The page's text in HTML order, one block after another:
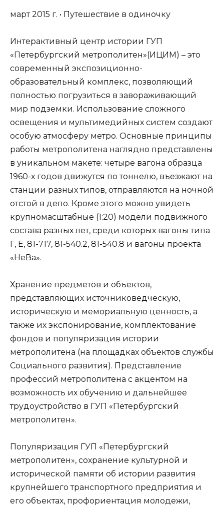
март 2015 г. • Путешествие в одиночку
Интерактивный центр истории ГУП
«Петербургский метрополитен»(ИЦИМ) – это
современный экспозиционно-
образовательный комплекс, позволяющий
полностью погрузиться в завораживающий
мир подземки. Использование сложного
освещения и мультимедийных систем создают
особую атмосферу метро. Основные принципы
работы метрополитена наглядно представлены
в уникальном макете: четыре вагона образца
1960-х годов движутся по тоннелю, въезжают на
станции разных типов, отправляются на ночной
отстой в депо. Кроме этого можно увидеть
крупномасштабные (1:20) модели подвижного
состава разных лет, среди которых вагоны типа
Г, Е, 81-717, 81-540.2, 81-540.8 и вагоны проекта
«НеВа».
Хранение предметов и объектов,
представляющих источниковедческую,
историческую и мемориальную ценность, а
также их экспонирование, комплектование
фондов и популяризация истории
метрополитена (на площадках объектов службы
Социального развития). Представление
профессий метрополитена с акцентом на
возможность их обучению и дальнейшее
трудоустройство в ГУП «Петербургский
метрополитен».
Популяризация ГУП «Петербургский
метрополитен», сохранение культурной и
исторической памяти об истории развития
крупнейшего транспортного предприятия и
его объектах, профориентация молодежи,